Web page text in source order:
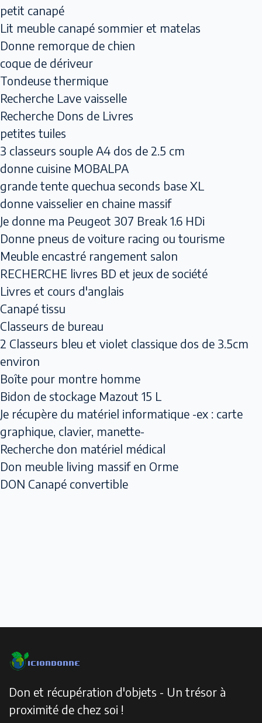
petit canapé
Lit meuble canapé sommier et matelas
Donne remorque de chien
coque de dériveur
Tondeuse thermique
Recherche Lave vaisselle
Recherche Dons de Livres
petites tuiles
3 classeurs souple A4 dos de 2.5 cm
donne cuisine MOBALPA
grande tente quechua seconds base XL
donne vaisselier en chaine massif
Je donne ma Peugeot 307 Break 1.6 HDi
Donne pneus de voiture racing ou tourisme
Meuble encastré rangement salon
RECHERCHE livres BD et jeux de société
Livres et cours d'anglais
Canapé tissu
Classeurs de bureau
2 Classeurs bleu et violet classique dos de 3.5cm
environ
Boîte pour montre homme
Bidon de stockage Mazout 15 L
Je récupère du matériel informatique -ex : carte
graphique, clavier, manette-
Recherche don matériel médical
Don meuble living massif en Orme
DON Canapé convertible
Don et récupération d'objets - Un trésor à
proximité de chez soi !